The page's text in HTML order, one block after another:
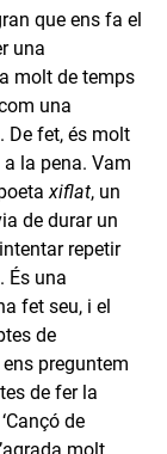
que ens fa el
una
molt de temps
una
De fet, és molt
la pena. Vam
xiflat, un
de durar un
repetir
És una
fet seu, i el
de
preguntem
de fer la
de